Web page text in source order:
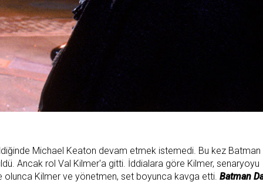
Michael Keaton devam etmek istemedi. Bu kez Batman
Ancak rol Val Kilmer'a gitti. İddialara göre Kilmer, senaryoyu
Kilmer ve yönetmen, set boyunca kavga etti. Batman